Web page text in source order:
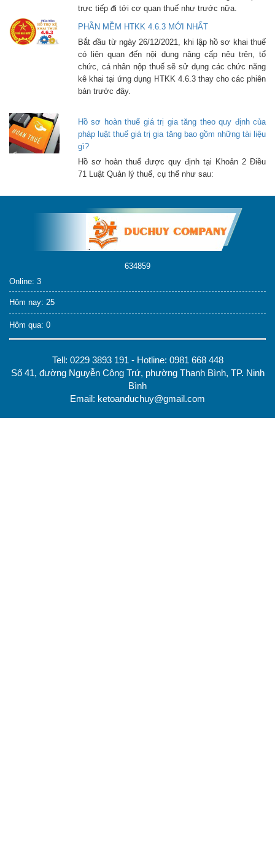
trực tiếp đi tới cơ quan thuế như trước nữa.
PHẦN MỀM HTKK 4.6.3 MỚI NHẤT
Bắt đầu từ ngày 26/12/2021, khi lập hồ sơ khai thuế
có liên quan đến nội dung nâng cấp nêu trên, tổ
chức, cá nhân nộp thuế sẽ sử dụng các chức năng
kê khai tại ứng dụng HTKK 4.6.3 thay cho các phiên
bản trước đây.
Hồ sơ hoàn thuế giá trị gia tăng theo quy định của
pháp luật thuế giá trị gia tăng bao gồm những tài liệu
gì?
Hồ sơ hoàn thuế được quy định tại Khoản 2 Điều
71 Luật Quản lý thuế, cụ thể như sau:
634859
Online: 3
Hôm nay: 25
Hôm qua: 0
Tell: 0229 3893 191 - Hotline: 0981 668 448
Số 41, đường Nguyễn Công Trứ, phường Thanh Bình, TP. Ninh
Bình
Email: ketoanduchuy@gmail.com